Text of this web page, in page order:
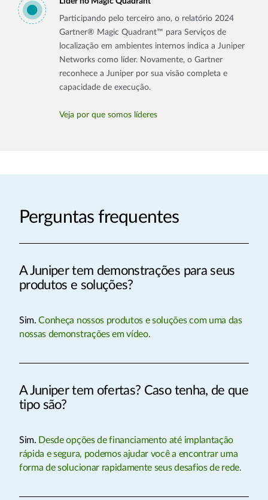
Participando pelo terceiro ano, o relatório 2024
Gartner® Magic Quadrant™ para Serviços de
localização em ambientes internos indica a Juniper
Networks como líder. Novamente, o Gartner
reconhece a Juniper por sua visão completa e
capacidade de execução.
Veja por que somos líderes
Perguntas frequentes
A Juniper tem demonstrações para seus
produtos e soluções?
Sim.Conheça nossos produtos e soluções com uma das
nossas demonstrações em vídeo.
A Juniper tem ofertas? Caso tenha, de que
tipo são?
Sim. Desde opções de financiamento até implantação
rápida e segura, podemos ajudar você a encontrar uma
forma de solucionar rapidamente seus desafios de rede.